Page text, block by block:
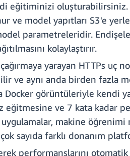
eğitiminizi
model yapıtları S3'e
parametreleridir.
kolaylaştırır.
yarayan HTTPs uç
ve aynı anda birden fazla
görüntüleriyle kendi
eğitmesine ve 7 kata kadar
uygulamalar, makine
sayıda farklı donanım
performanslarını